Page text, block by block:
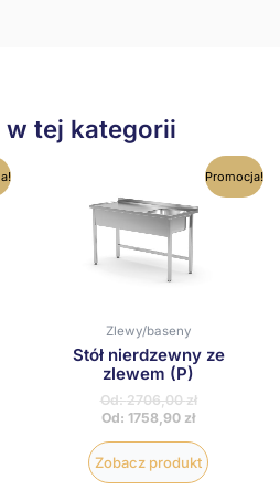
tej kategorii
Promocja!
Zlewy/baseny
Stół nierdzewny ze
zlewem (P)
Od:2706,00zł
Od: 1758,90 zł
Zobacz produkt
Ten
produkt
produktu